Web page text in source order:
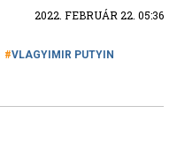
2022. FEBRUÁR 22. 05:36
VLAGYIMIR PUTYIN